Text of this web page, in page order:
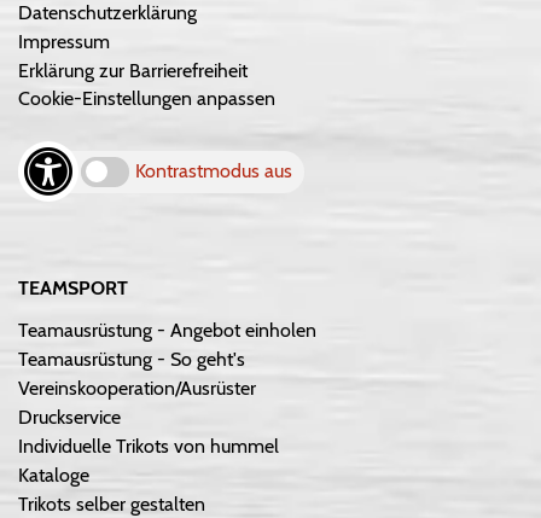
Datenschutzerklärung
Impressum
Erklärung zur Barrierefreiheit
Cookie-Einstellungen anpassen
Kontrastmodus aus
TEAMSPORT
Teamausrüstung - Angebot einholen
Teamausrüstung - So geht's
Vereinskooperation/Ausrüster
Druckservice
Individuelle Trikots von hummel
Kataloge
Trikots selber gestalten